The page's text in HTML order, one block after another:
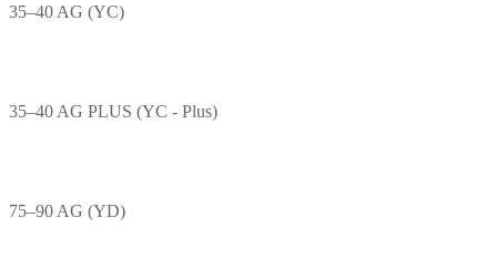
35–40 AG (YC)
35–40 AG PLUS (YC - Plus)
75–90 AG (YD)